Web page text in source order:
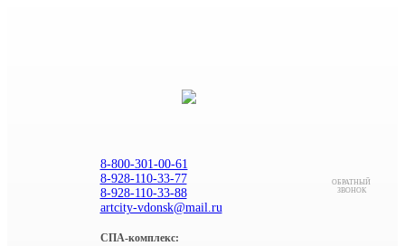
8-800-301-00-61
8-928-110-33-77
8-928-110-33-88
artcity-vdonsk@mail.ru
СПА-комплекс:
ОБРАТНЫЙ
ЗВОНОК